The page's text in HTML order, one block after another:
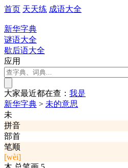
首页 天天练 成语大全
新华字典
谜语大全
歇后语大全
应用
大家最近都在查： 我是
新华字典 > 未的意思
未
拼音
部首
笔顺
[wèi]